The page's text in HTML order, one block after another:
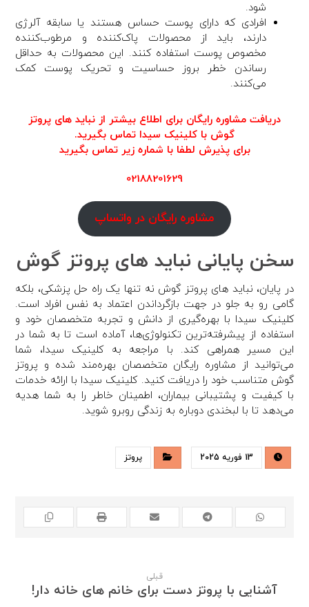
شود.
افرادی که دارای پوست حساس هستند یا سابقه آلرژی
دارند، باید از محصولات پاک‌کننده و مرطوب‌کننده
مخصوص پوست استفاده کنند. این محصولات به حداقل
رساندن خطر بروز حساسیت و تحریک پوست کمک
می‌کنند.
دریافت مشاوره رایگان برای اطلاع بیشتر از نباید های پروتز
گوش با کلینیک سیدا تماس بگیرید.
برای پذیرش لطفا با شماره زیر تماس بگیرید
02188201629
مشاوره رایگان در واتساپ
سخن پایانی نباید های پروتز گوش
در پایان، نباید های پروتز گوش نه تنها یک راه حل پزشکی، بلکه
گامی رو به جلو در جهت بازگرداندن اعتماد به نفس افراد است.
کلینیک سیدا با بهره‌گیری از دانش و تجربه متخصصان خود و
استفاده از پیشرفته‌ترین تکنولوژی‌ها، آماده است تا به شما در
این مسیر همراهی کند. با مراجعه به کلینیک سیدا، شما
می‌توانید از مشاوره رایگان متخصصان بهره‌مند شده و پروتز
گوش متناسب خود را دریافت کنید. کلینیک سیدا با ارائه خدمات
با کیفیت و پشتیبانی بیماران، اطمینان خاطر را به شما هدیه
می‌دهد تا با لبخندی دوباره به زندگی روبرو شوید.
13 فوریه 2025 پروتز
قبلی
آشنایی با پروتز دست برای خانم های خانه دار!